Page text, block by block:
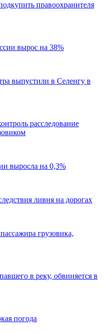
правоохранителя
вырос на 38%
выпустили в Селенгу в
расследование
выросла на 0,3%
ливня на дорогах
грузовика,
в реку, обвиняется в
погода